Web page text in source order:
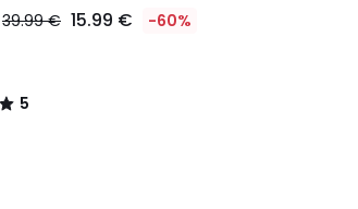
39.99 € 15.99 € -60%
5
/